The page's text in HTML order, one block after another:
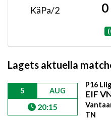
KäPa/2 0
Lagets aktuella
5 AUG
20:15
P16
EIF
TN